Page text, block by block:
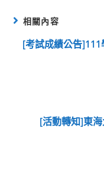
相關內容
[考試成績公告
[活動轉知]東